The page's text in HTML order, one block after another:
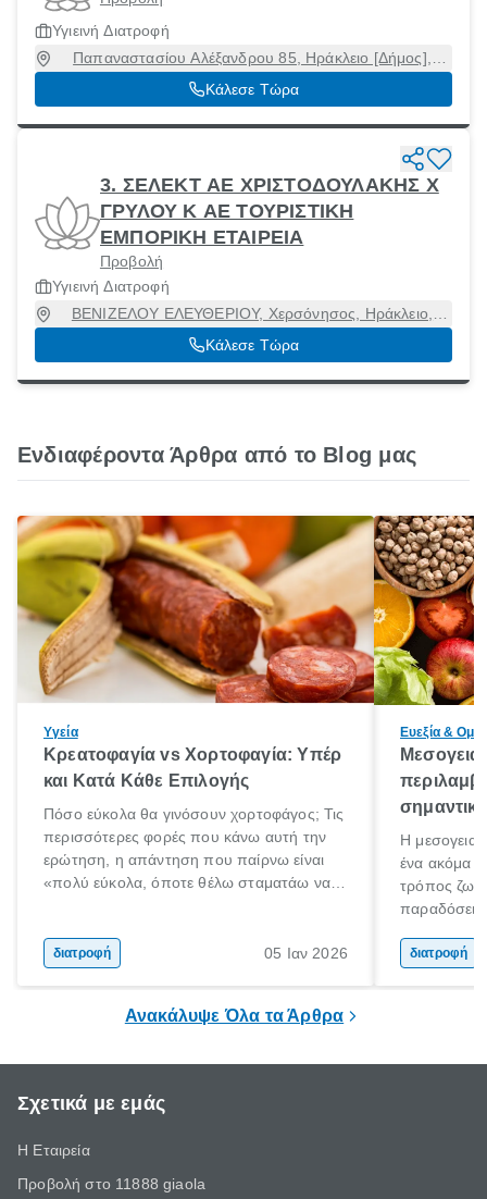
Υγιεινή Διατροφή
Παπαναστασίου Αλέξανδρου 85, Ηράκλειο [Δήμος],
Ηράκλειο, 71409
Κάλεσε Τώρα
3. ΣΕΛΕΚΤ ΑΕ ΧΡΙΣΤΟΔΟΥΛΑΚΗΣ Χ
ΓΡΥΛΟΥ Κ ΑΕ ΤΟΥΡΙΣΤΙΚΗ
ΕΜΠΟΡΙΚΗ ΕΤΑΙΡΕΙΑ
Προβολή
Υγιεινή Διατροφή
ΒΕΝΙΖΕΛΟΥ ΕΛΕΥΘΕΡΙΟΥ, Χερσόνησος, Ηράκλειο,
70014
Κάλεσε Τώρα
Ενδιαφέροντα Άρθρα από το Blog μας
Υγεία
Κρεατοφαγία vs Χορτοφαγία: Υπέρ
και Κατά Κάθε Eπιλογής
Πόσο εύκολα θα γινόσουν χορτοφάγος; Τις
περισσότερες φορές που κάνω αυτή την
ερώτηση, η απάντηση που παίρνω είναι
«πολύ εύκολα, όποτε θέλω σταματάω να
ακόμα λιγότεροι εκείνοι που το κάνουν. Και
γιατί θα πρέπει όλοι να σταματήσουν να
διατροφή 05 Ιαν 2026
Ευεξία &
Η
ένα ακόμα
τρόπος
παραδόσεις
και
διατροφή
Ανακάλυψε Όλα τα Άρθρα
Σχετικά με εμάς
Η Εταιρεία
Προβολή στο 11888 giaola